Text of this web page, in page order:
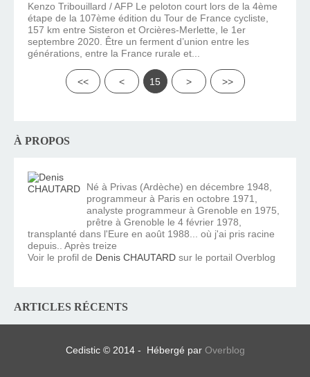
Kenzo Tribouillard / AFP Le peloton court lors de la 4ème
étape de la 107ème édition du Tour de France cycliste,
157 km entre Sisteron et Orcières-Merlette, le 1er
septembre 2020. Être un ferment d’union entre les
générations, entre la France rurale et...
<< < 15 > >>
À PROPOS
Né à Privas (Ardèche) en décembre 1948,
programmeur à Paris en octobre 1971,
analyste programmeur à Grenoble en 1975,
prêtre à Grenoble le 4 février 1978,
transplanté dans l'Eure en août 1988... où j'ai pris racine
depuis.. Après treize
Voir le profil de Denis CHAUTARD sur le portail Overblog
ARTICLES RÉCENTS
Cedistic © 2014 - Hébergé par Overblog